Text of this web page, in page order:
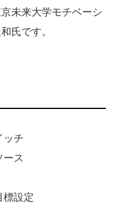
未来大学モチベーシ
氏です。
ッチ
ース
標設定